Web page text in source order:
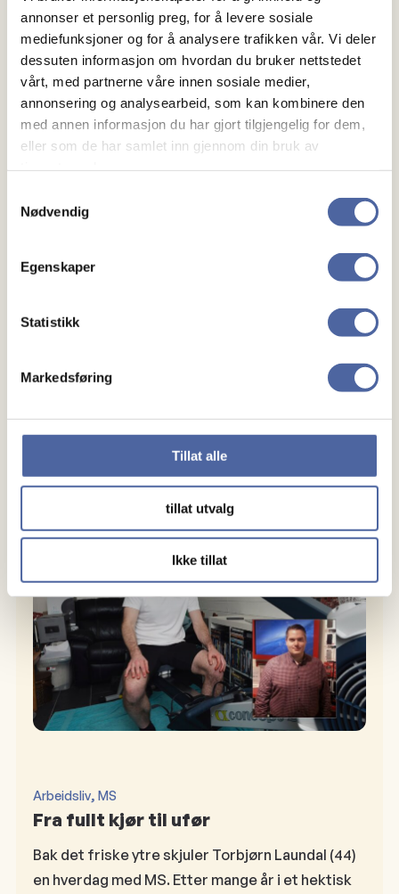
annonser et personlig preg, for å levere sosiale
mediefunksjoner og for å analysere trafikken vår. Vi deler
dessuten informasjon om hvordan du bruker nettstedet
vårt, med partnerne våre innen sosiale medier,
annonsering og analysearbeid, som kan kombinere den
med annen informasjon du har gjort tilgjengelig for dem,
eller som de har samlet inn gjennom din bruk av
Nødvendig
Egenskaper
Statistikk
Markedsføring
Tillat alle
tillat utvalg
Ikke tillat
fra Lindesnes – med tålmodighet, viljestyrke og et
sterkt ønske om å gjøre en forskjell. Kai-Inge har
regnet ut at for å kjøre like langt som han skal sykle,
må du kjøre bil fra Nordkapp til Lindesnes og opp
igjen til Tromsø.
masse lykke til! Vi retter også en
hans vei, med støtte og heiarop!
Her kan du følge Kai-Inge sin reise:
Aktuelt
Arbeidsliv, MS
Fra fullt kjør til ufør
Bak det friske ytre skjuler Torbjørn Laundal (44)
en hverdag med MS. Etter mange år i et hektisk